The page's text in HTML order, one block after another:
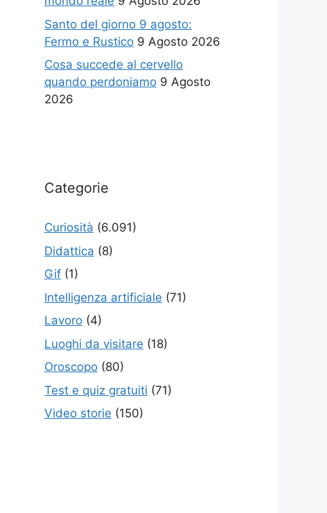
Santo del giorno 9 agosto:
Fermo e Rustico 9 Agosto 2026
Cosa succede al cervello
quando perdoniamo 9 Agosto
2026
Categorie
Curiosità (6.091)
Didattica (8)
Gif (1)
Intelligenza artificiale (71)
Lavoro (4)
Luoghi da visitare (18)
Oroscopo (80)
Test e quiz gratuiti (71)
Video storie (150)